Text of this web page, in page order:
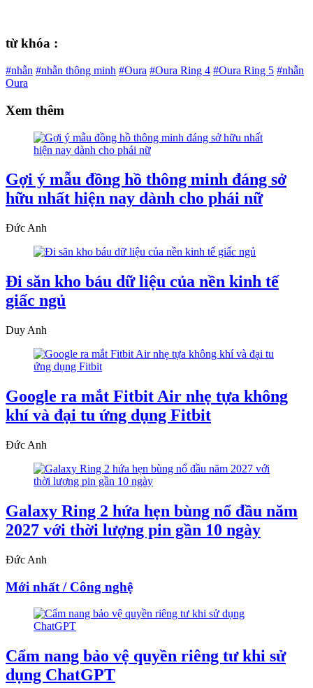
từ khóa :
#nhẫn #nhẫn thông minh #Oura #Oura Ring 4 #Oura Ring 5 #nhẫn
Oura
Xem thêm
Gợi ý mẫu đồng hồ thông minh đáng sở
hữu nhất hiện nay dành cho phái nữ
Đức Anh
Đi săn kho báu dữ liệu của nền kinh tế
giấc ngủ
Duy Anh
Google ra mắt Fitbit Air nhẹ tựa không
khí và đại tu ứng dụng Fitbit
Đức Anh
Galaxy Ring 2 hứa hẹn bùng nổ đầu năm
2027 với thời lượng pin gần 10 ngày
Đức Anh
Mới nhất / Công nghệ
Cẩm nang bảo vệ quyền riêng tư khi sử
dụng ChatGPT